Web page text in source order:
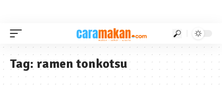
Tag: ramen tonkotsu